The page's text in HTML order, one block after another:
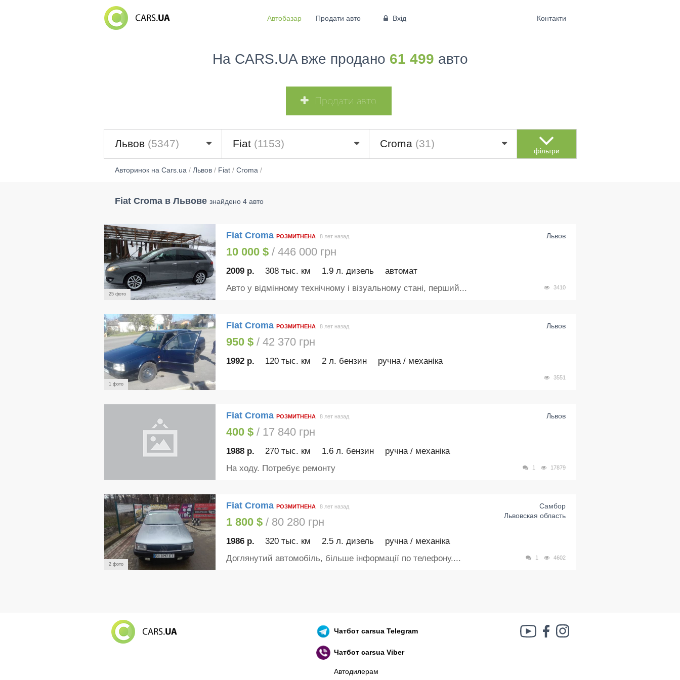
Автобазар Продати авто Вхід Контакти
На CARS.UA вже продано 61 499 авто
Продати авто
Львов (5347) Fiat (1153) Croma (31)
фільтри
Авторинок на Cars.ua/ Львов/ Fiat/ Croma/
Fiat Croma в Львове знайдено 4 авто
25 фото
Fiat Croma РОЗМИТНЕНА Львов
8 лет назад
10 000 $/ 446 000 грн
2009 р. 308 тыс. км 1.9 л. дизель автомат
3410
Авто у відмінному технічному і візуальному стані, перший...
1 фото
Fiat Croma РОЗМИТНЕНА Львов
8 лет назад
950 $/ 42 370 грн
1992 р. 120 тыс. км 2 л. бензин ручна / механіка
3551
Fiat Croma РОЗМИТНЕНА Львов
8 лет назад
400 $/ 17 840 грн
1988 р. 270 тыс. км 1.6 л. бензин ручна / механіка
1 17879
На ходу. Потребує ремонту
2 фото
Fiat Croma РОЗМИТНЕНА
Самбор
Львовская область
8 лет назад
1 800 $/ 80 280 грн
1986 р. 320 тыс. км 2.5 л. дизель ручна / механіка
1 4602
Доглянутий автомобіль, більше інформації по телефону....
Чатботcarsua Telegram
Чатботcarsua Viber
Автодилерам